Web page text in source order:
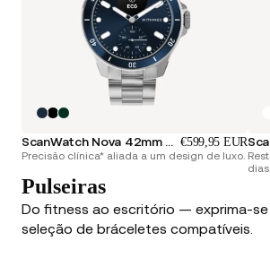
ScanWatch Nova 42mm Azul €599,95 EUR
Precisão clínica* aliada a um design de luxo.
dias.
Pulseiras
Do fitness ao escritório — exprima-se
seleção de bráceletes compatíveis.